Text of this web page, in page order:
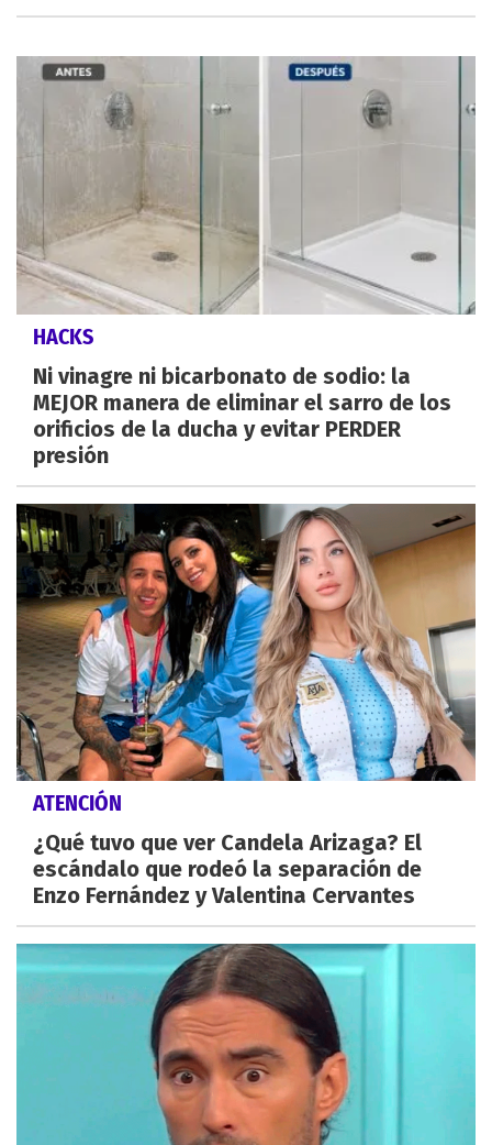
HACKS
Ni vinagre ni bicarbonato de sodio: la
MEJOR manera de eliminar el sarro de los
orificios de la ducha y evitar PERDER
presión
ATENCIÓN
¿Qué tuvo que ver Candela Arizaga? El
escándalo que rodeó la separación de
Enzo Fernández y Valentina Cervantes